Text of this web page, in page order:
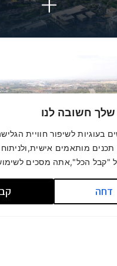
חשובה לנו
בעוגיות לשיפור חוויית
תכנים מותאמים
"קבל הכל",אתה מסכים לשימוש
דחה
מכירת קרקע – איך
לשיחת ייעוץ